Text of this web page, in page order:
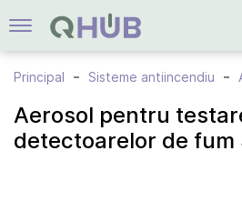
Principal Sisteme antiincendiu
Aerosol pentru
detectoarelor de fum